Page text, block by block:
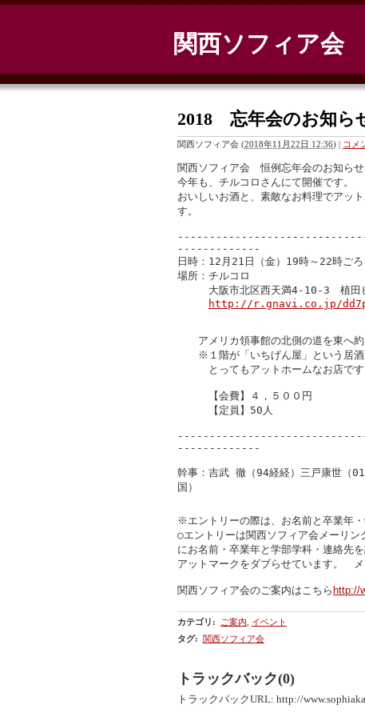
関西ソフィア会
2018 忘年会のお知ら
関西ソフィア会 (2018年11月22日 12:36) | コメ
関西ソフィア会　恒例忘年会のお知らせ
今年も、チルコロさんにて開催です。
おいしいお酒と、素敵なお料理でアッ
す。
-------------
日時：12月21日（金）19時～22時ご
場所：チルコロ
大阪市北区西天満4-10-3　植田
http://r.gnavi.co.jp/
アメリカ領事館の北側の道を東へ約
※１階が「いちげん屋」という居酒
とってもアットホームなお店です
【会費】４，５００円
【定員】50人
-------------
幹事：吉武 徹（94経経）三戸康世（
国）
※エントリーの際は、お名前と卒業年
○エントリーは関西ソフィア会メーリン
にお名前・卒業年と学部学科・連絡先を
関西ソフィア会のご案内はこちら http://
カテゴリ : ご案内, イベント
タグ: 関西ソフィア会
トラックバック(0)
トラックバックURL: http://